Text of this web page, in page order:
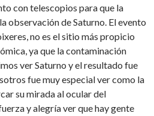
con telescopios para que la
observación de Saturno. El evento
no es el sitio más propicio
ya que la contaminación
ver Saturno y el resultado fue
fue muy especial ver como la
su mirada al ocular del
y alegría ver que hay gente